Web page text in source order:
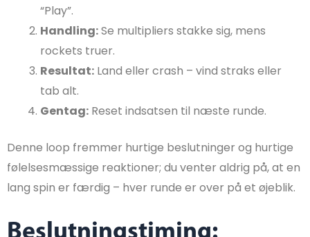
“Play”.
Handling:Se multipliers stakke sig, mens
rockets truer.
Resultat: Land eller crash – vind straks eller
tab alt.
Gentag: Reset indsatsen til næste runde.
Denne loop fremmer hurtige beslutninger og hurtige
følelsesmæssige reaktioner; du venter aldrig på, at en
lang spin er færdig – hver runde er over på et øjeblik.